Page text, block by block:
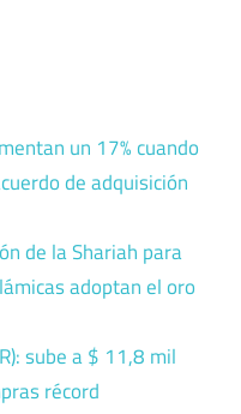
un 17% cuando
de adquisición
de la Shariah para
adoptan el oro
sube a $ 11,8 mil
récord